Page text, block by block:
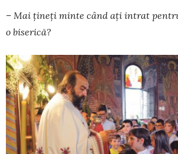
– Mai țineți minte când ați intrat
o biserică?